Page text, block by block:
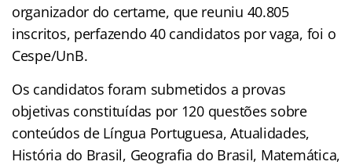
organizador do certame, que reuniu 40.805
inscritos, perfazendo 40 candidatos por vaga, foi o
Cespe/UnB.
Os candidatos foram submetidos a provas
objetivas constituídas por 120 questões sobre
conteúdos de Língua Portuguesa, Atualidades,
História do Brasil, Geografia do Brasil, Matemática,